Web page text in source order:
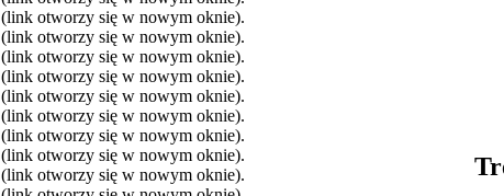
(link otworzy się w nowym oknie).
(link otworzy się w nowym oknie).
(link otworzy się w nowym oknie).
(link otworzy się w nowym oknie).
(link otworzy się w nowym oknie).
(link otworzy się w nowym oknie).
(link otworzy się w nowym oknie).
(link otworzy się w nowym oknie).
(link otworzy się w nowym oknie).